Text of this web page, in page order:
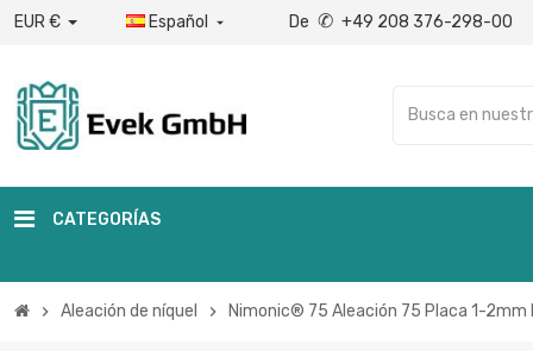
EUR € Español  De ✆ +49 208 376-298-00
CATEGORÍAS
chevron_right Aleación de níquel chevron_right Nimonic® 75 Aleación 75 Placa 1-